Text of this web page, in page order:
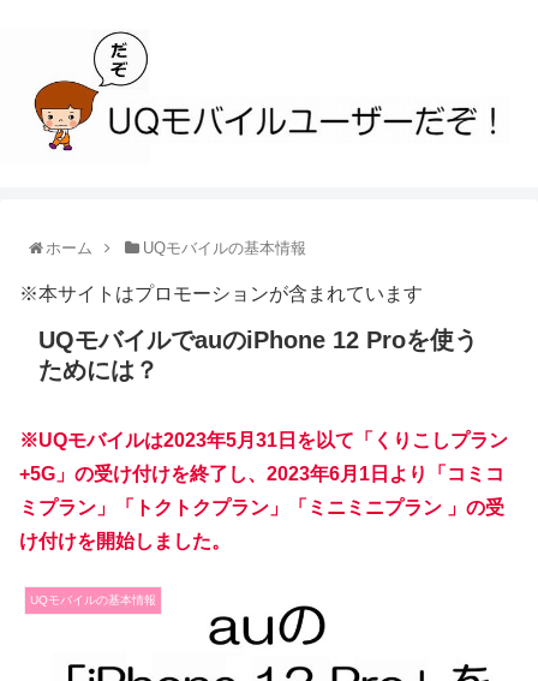
ホーム UQモバイルの基本情報
※本サイトはプロモーションが含まれています
UQモバイルでauのiPhone 12 Proを使う
ためには？
※UQモバイルは2023年5月31日を以て「くりこしプラン
+5G」の受け付けを終了し、2023年6月1日より「コミコ
ミプラン」「トクトクプラン」「ミニミニプラン 」の受
け付けを開始しました。
UQモバイルの基本情報